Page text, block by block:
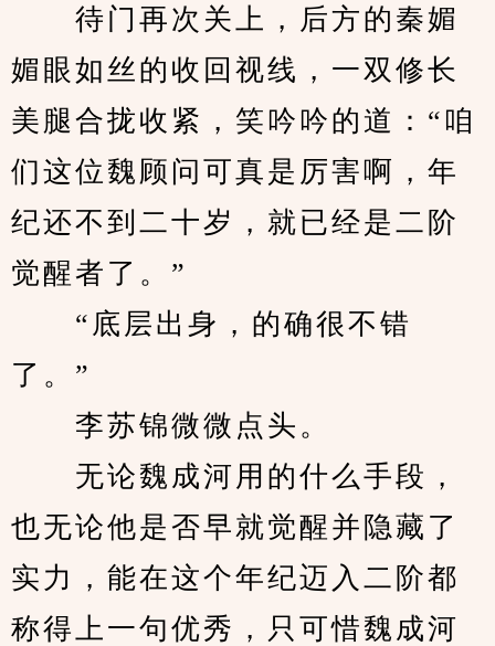
待门再次关上，后方的秦媚
媚眼如丝的收回视线，一双修长
美腿合拢收紧，笑吟吟的道：“咱
们这位魏顾问可真是厉害啊，年
纪还不到二十岁，就已经是二阶
觉醒者了。”
“底层出身，的确很不错
了。”
李苏锦微微点头。
无论魏成河用的什么手段，
也无论他是否早就觉醒并隐藏了
实力，能在这个年纪迈入二阶都
称得上一句优秀，只可惜魏成河